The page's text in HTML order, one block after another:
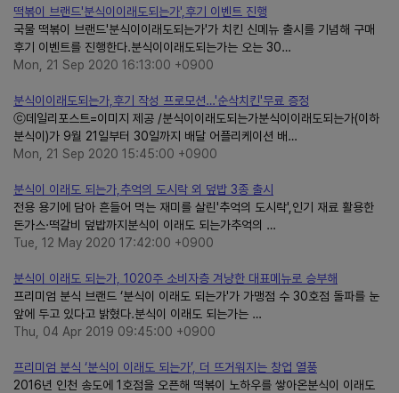
떡볶이 브랜드'분식이이래도되는가',후기 이벤트 진행
국물 떡볶이 브랜드'분식이이래도되는가'가 치킨 신메뉴 출시를 기념해 구매
후기 이벤트를 진행한다.분식이이래도되는가는 오는 30…
Mon, 21 Sep 2020 16:13:00 +0900
분식이이래도되는가,후기 작성 프로모션…'순삭치킨'무료 증정
ⓒ데일리포스트=이미지 제공 /분식이이래도되는가분식이이래도되는가(이하
분식이)가 9월 21일부터 30일까지 배달 어플리케이션 배…
Mon, 21 Sep 2020 15:45:00 +0900
분식이 이래도 되는가,추억의 도시락 외 덮밥 3종 출시
전용 용기에 담아 흔들어 먹는 재미를 살린'추억의 도시락',인기 재료 활용한
돈가스·떡갈비 덮밥까지분식이 이래도 되는가추억의 …
Tue, 12 May 2020 17:42:00 +0900
분식이 이래도 되는가, 1020주 소비자층 겨냥한 대표메뉴로 승부해
프리미엄 분식 브랜드 ‘분식이 이래도 되는가'가 가맹점 수 30호점 돌파를 눈
앞에 두고 있다고 밝혔다.분식이 이래도 되는가는 …
Thu, 04 Apr 2019 09:45:00 +0900
프리미엄 분식 ‘분식이 이래도 되는가’, 더 뜨거워지는 창업 열풍
2016년 인천 송도에 1호점을 오픈해 떡볶이 노하우를 쌓아온분식이 이래도